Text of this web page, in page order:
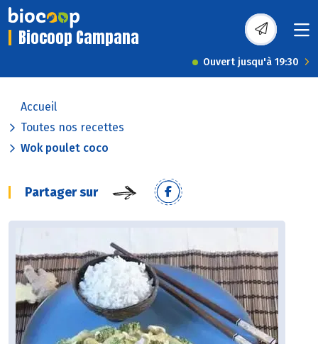
Biocoop Campana
Ouvert jusqu'à 19:30
Accueil
Toutes nos recettes
Wok poulet coco
Partager sur